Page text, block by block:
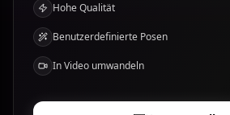
Hohe Qualität
Benutzerdefinierte Posen
In Video umwandeln